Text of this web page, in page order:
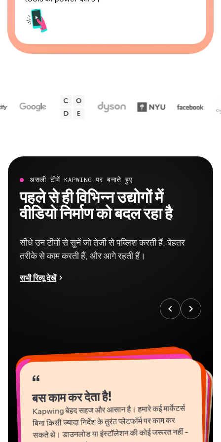
असली टीमें KAPWING पर बनाते हुए
पहले से ही विभिन्न उद्योगों में
वीडियो निर्माण को बदल रहा है
सीधे उन टीमों से सुनें जो तेजी से पब्लिश करती हैं, बेहतर
तरीके से काम करती हैं, और आगे रहती हैं।
सभी रिव्यू देखें
“
बस काम कर देता है!
Kapwing बेहद सहज और आसान है। हमारे कई मार्केटर्स
बिना किसी ज्यादा निर्देश के तुरंत प्लेटफॉर्म पर काम कर
सकते थे। डाउनलोड या इंस्टॉलेशन की कोई जरूरत नहीं -
“
“
“
“
“
“